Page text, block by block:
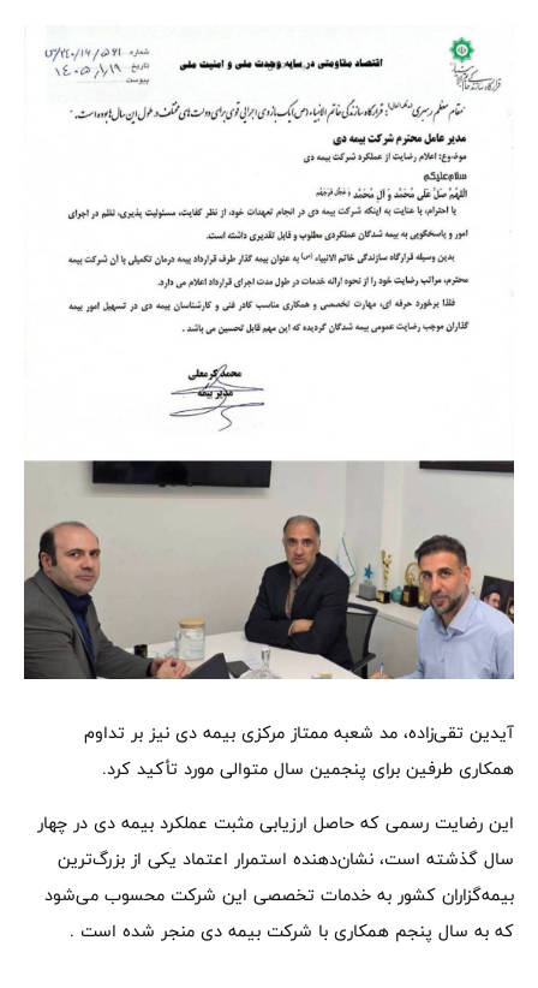
آیدین تقی‌زاده، مد شعبه ممتاز مرکزی بیمه دی نیز بر تداوم
همکاری طرفین برای پنجمین سال متوالی مورد تأکید کرد.
این رضایت رسمی که حاصل ارزیابی مثبت عملکرد بیمه دی در چهار
سال گذشته است، نشان‌دهنده استمرار اعتماد یکی از بزرگ‌ترین
بیمه‌گزاران کشور به خدمات تخصصی این شرکت محسوب می‌شود
که به سال پنجم همکاری با شرکت بیمه دی منجر شده است .